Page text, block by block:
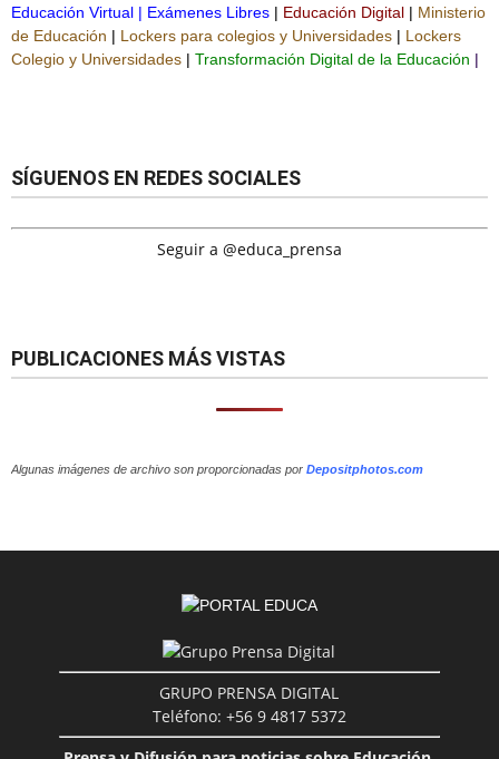
Educación Virtual | Exámenes Libres | Educación Digital | Ministerio
de Educación | Lockers para colegios y Universidades | Lockers
Colegio y Universidades | Transformación Digital de la Educación |
SÍGUENOS EN REDES SOCIALES
Seguir a @educa_prensa
PUBLICACIONES MÁS VISTAS
Algunas imágenes de archivo son proporcionadas por Depositphotos.com
GRUPO PRENSA DIGITAL
Teléfono: +56 9 4817 5372